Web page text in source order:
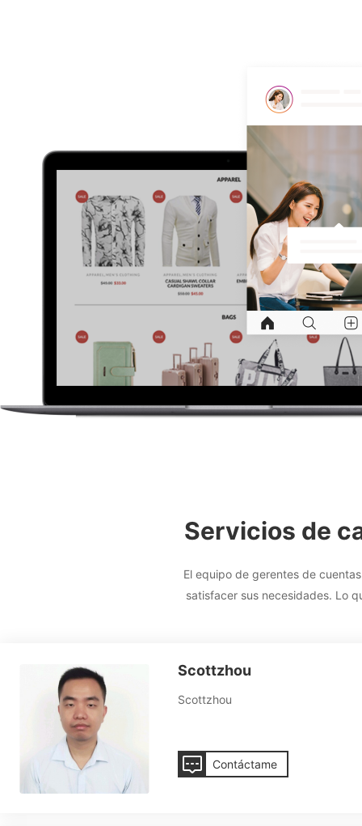
Servicios de
El equipo de gerentes de
satisfacer sus necesidades. Lo
Scottzhou
Scottzhou
Contáctame